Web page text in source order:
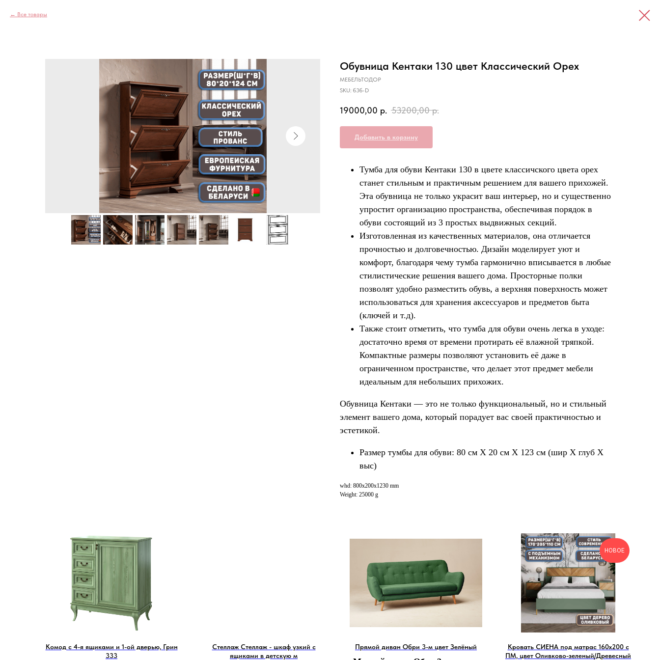
Все товары
Обувница Кентаки 130 цвет Классический Орех
МЕБЕЛЬТОДОР
SKU: б3б-D
19000,00 р. 53200,00 р.
Добавить в корзину
Тумба для обуви Кентаки 130 в цвете классичского цвета орех
станет стильным и практичным решением для вашего прихожей.
Эта обувница не только украсит ваш интерьер, но и существенно
упростит организацию пространства, обеспечивая порядок в
обуви состоящий из 3 простых выдвижных секций.
Изготовленная из качественных материалов, она отличается
прочностью и долговечностью. Дизайн моделирует уют и
комфорт, благодаря чему тумба гармонично вписывается в любые
стилистические решения вашего дома. Просторные полки
позволят удобно разместить обувь, а верхняя поверхность может
использоваться для хранения аксессуаров и предметов быта
(ключей и т.д).
Также стоит отметить, что тумба для обуви очень легка в уходе:
достаточно время от времени протирать её влажной тряпкой.
Компактные размеры позволяют установить её даже в
ограниченном пространстве, что делает этот предмет мебели
идеальным для небольших прихожих.
Обувница Кентаки — это не только функциональный, но и стильный
элемент вашего дома, который порадует вас своей практичностью и
эстетикой.
Размер тумбы для обуви: 80 см Х 20 см Х 123 см (шир Х глуб Х
выс)
whd: 800x200x1230 mm
Weight: 25000 g
Комод с 4-я ящиками и 1-ой дверью, Грин
333
Стеллаж Стеллаж - шкаф узкий с
ящиками в детскую м
Прямой диван Обри 3-м цвет Зелёный
НОВОЕ
Кровать СИЕНА под матрас 160х200 с
ПМ, цвет Оливково-зеленый/Древесный